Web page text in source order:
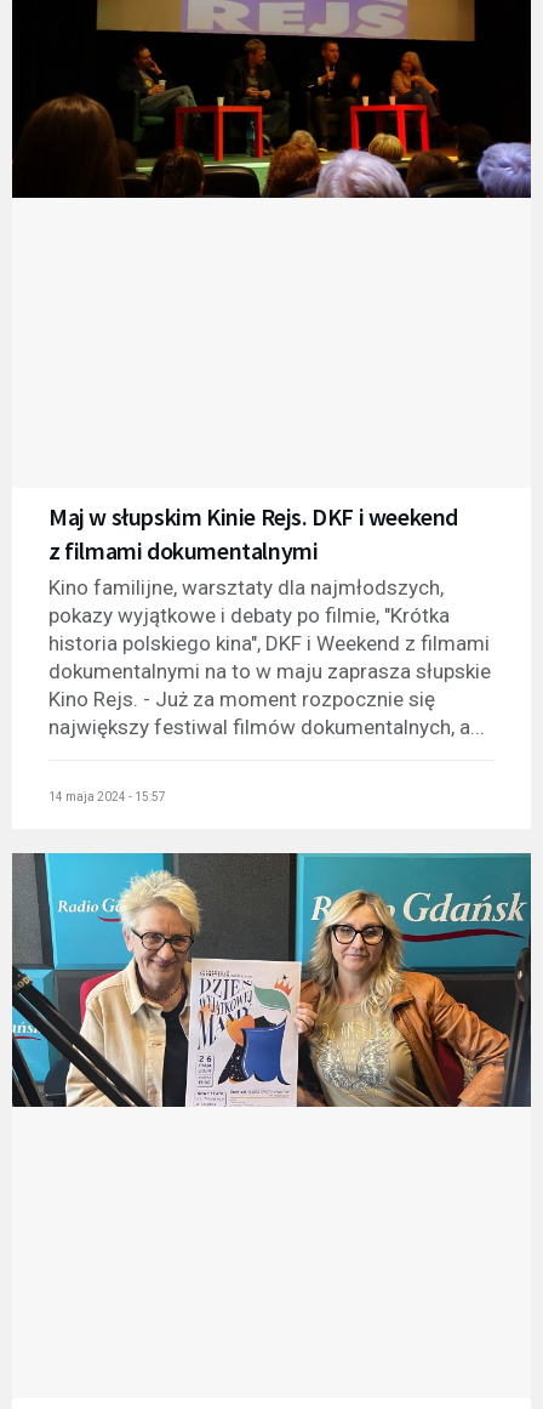
Maj w słupskim Kinie Rejs. DKF i weekend
z filmami dokumentalnymi
Kino familijne, warsztaty dla najmłodszych,
pokazy wyjątkowe i debaty po filmie, "Krótka
historia polskiego kina", DKF i Weekend z filmami
dokumentalnymi na to w maju zaprasza słupskie
Kino Rejs. - Już za moment rozpocznie się
największy festiwal filmów dokumentalnych, a...
14 maja 2024 - 15:57